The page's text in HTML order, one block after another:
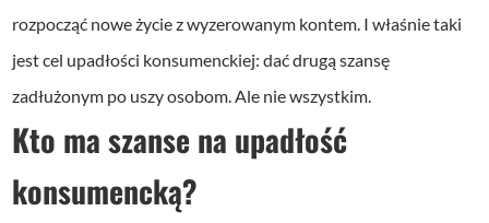
rozpocząć nowe życie z wyzerowanym kontem. I właśnie taki
jest cel upadłości konsumenckiej: dać drugą szansę
zadłużonym po uszy osobom. Ale nie wszystkim.
Kto ma szanse na upadłość
konsumencką?